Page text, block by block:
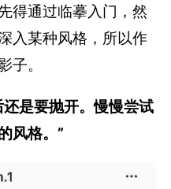
得通过临摹入门，然
入某种风格，所以作
子。
是要抛开。慢慢尝试
风格。”